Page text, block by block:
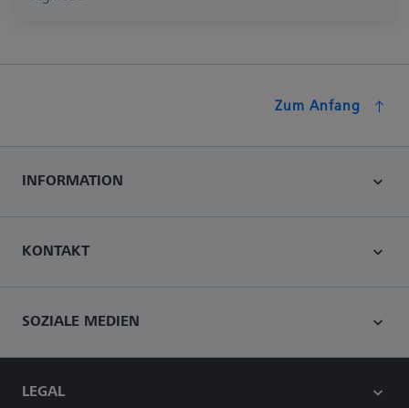
Zum Anfang
INFORMATION
KONTAKT
SOZIALE MEDIEN
LEGAL